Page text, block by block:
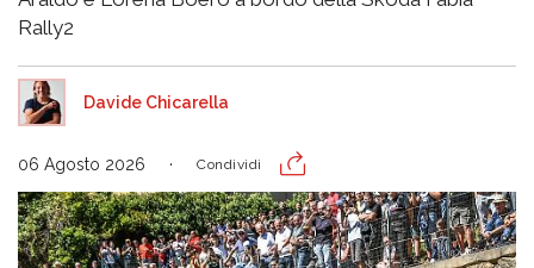
Rally2
Davide Chicarella
06 Agosto 2026 Condividi